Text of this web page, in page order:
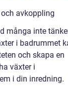
avkoppling
många inte
i badrummet
och skapa en
växter i
i din inredning.